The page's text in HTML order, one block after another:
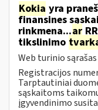
Kokia yra
finansines
rinkmena...ar
tikslinimo
Web turinio sąrašas
Registracijos
Tarptautiniai
sąskaitoms
įgyvendinimo